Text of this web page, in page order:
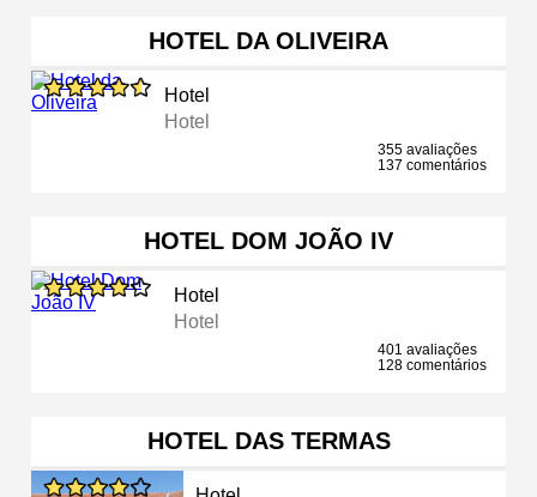
HOTEL DA OLIVEIRA
Hotel
Hotel
355 avaliações
137 comentários
HOTEL DOM JOÃO IV
Hotel
Hotel
401 avaliações
128 comentários
HOTEL DAS TERMAS